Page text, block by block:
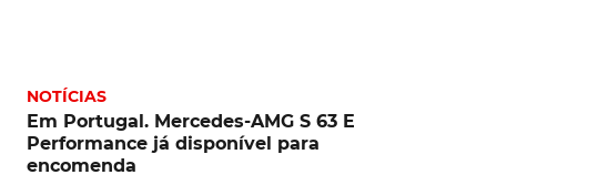
NOTÍCIAS
Em Portugal. Mercedes-AMG S 63 E
Performance já disponível para
encomenda